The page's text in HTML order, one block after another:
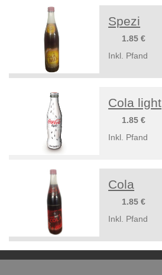
Spezi
1.85 €
Inkl. Pfand
Cola light
1.85 €
Inkl. Pfand
Cola
1.85 €
Inkl. Pfand